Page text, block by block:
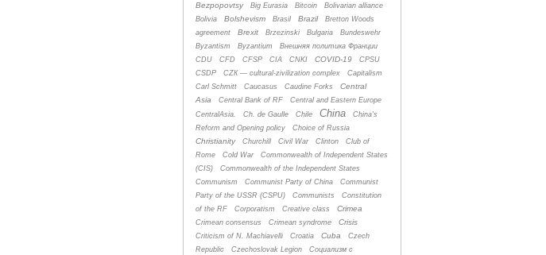
Bezpopovtsy Big Eurasia Bitcoin
Bolivarian alliance
Bolivia
Bolshevism Brasil Brazil
Bretton Woods
agreement
Brexit Brzezinski Bulgaria
Bundeswehr
Byzantism
Byzantium
Bнешняя политика Франции
CDU
CFD CFSP CIA CNKI COVID-19
CPSU
CSDP
CZК — cultural-zivilization complex
Capitalism
Carl Schmitt
Caucasus Caudine Forks
Central
Asia
Central Bank of RF
Central and Eastern Europe
CentralAsia.
Ch. de Gaulle Chile China
China's
Reform and Opening policy
Choice of Russia
Christianity Churchill Civil War Clinton
Club of
Rome
Cold War
Commonwealth of Independent States
(CIS)
Commonwealth of the Independent States
Communism
Communist Party of China
Communist
Party of the USSR (CSPU)
Communists
Constitution
of the RF
Corporatism Creative class Crimea
Crimean consensus Crimean syndrome Crisis
Criticism of N. Machiavelli Croatia Cuba
Czech
Republic
Czechoslovak Legion
Cоциализм с